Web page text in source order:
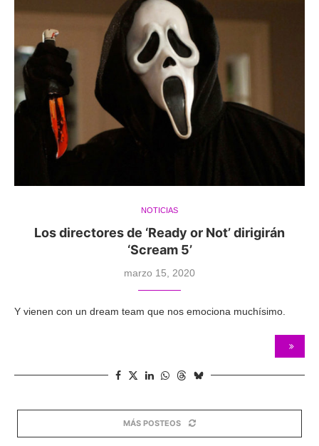
NOTICIAS
Los directores de ‘Ready or Not’ dirigirán
‘Scream 5’
marzo 15, 2020
Y vienen con un dream team que nos emociona muchísimo.
MÁS POSTEOS